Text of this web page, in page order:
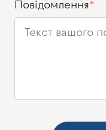
Повідомлення